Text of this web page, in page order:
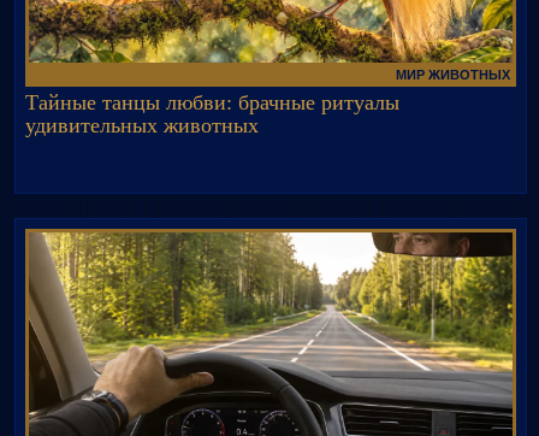
МИР ЖИВОТНЫХ
Тайные танцы любви: брачные ритуалы
удивительных животных